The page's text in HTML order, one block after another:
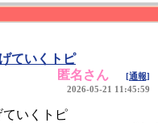
ていくトピ
匿名さん
[通報]
2026-05-21 11:45:59
いくトピ